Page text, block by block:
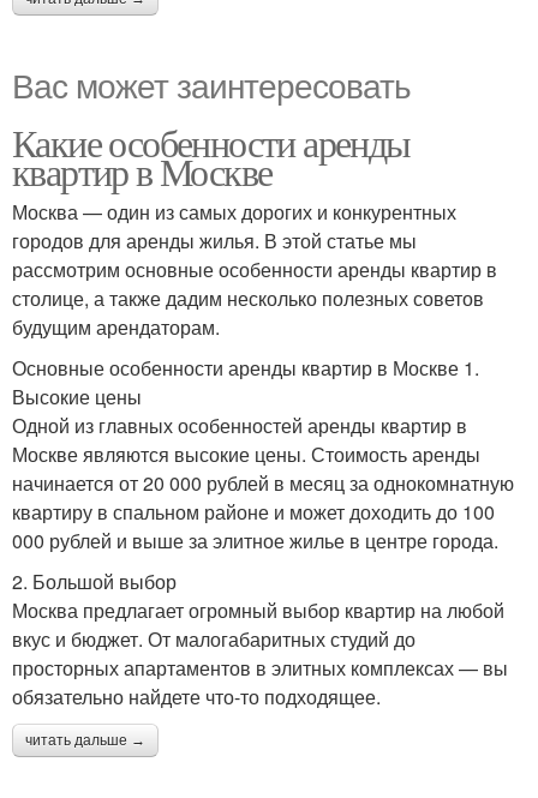
Вас может заинтересовать
Какие особенности аренды
квартир в Москве
Москва — один из самых дорогих и конкурентных
городов для аренды жилья. В этой статье мы
рассмотрим основные особенности аренды квартир в
столице, а также дадим несколько полезных советов
будущим арендаторам.
Основные особенности аренды квартир в Москве 1.
Высокие цены
Одной из главных особенностей аренды квартир в
Москве являются высокие цены. Стоимость аренды
начинается от 20 000 рублей в месяц за однокомнатную
квартиру в спальном районе и может доходить до 100
000 рублей и выше за элитное жилье в центре города.
2. Большой выбор
Москва предлагает огромный выбор квартир на любой
вкус и бюджет. От малогабаритных студий до
просторных апартаментов в элитных комплексах — вы
обязательно найдете что-то подходящее.
читать дальше →